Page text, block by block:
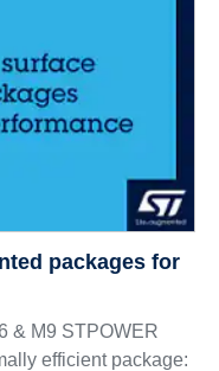
packages for
& M9 STPOWER
efficient package: